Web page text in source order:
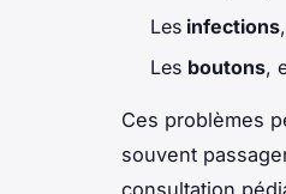
Les infections,
Les boutons,
Ces problèmes
souvent